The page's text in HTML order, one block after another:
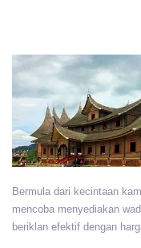
Bermula dari kecintaan
mencoba menyediakan
beriklan efektif dengan